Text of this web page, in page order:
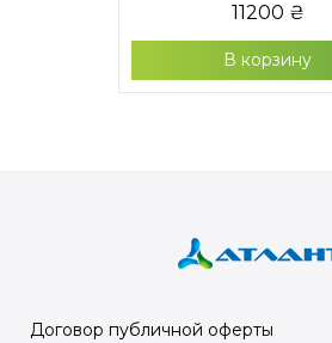
11200 ₴
В корзину
Договор публичной оферты